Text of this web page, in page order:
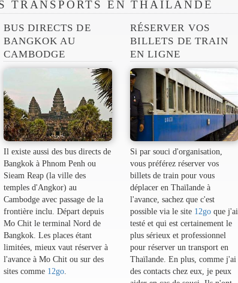
TRANSPORTS EN THAÏLANDE
BUS DIRECTS DE
BANGKOK AU
CAMBODGE
Il existe aussi des bus directs de
Bangkok à Phnom Penh ou
Sieam Reap (la ville des
temples d'Angkor) au
Cambodge avec passage de la
frontière inclu. Départ depuis
Mo Chit le terminal Nord de
Bangkok. Les places étant
limitées, mieux vaut réserver à
l'avance à Mo Chit ou sur des
sites comme 12go.
RÉSERVER VOS
BILLETS DE TRAIN
EN LIGNE
Si par souci d'organisation,
vous préférez réserver vos
billets de train pour vous
déplacer en Thaïlande à
l'avance, sachez que c'est
possible via le site 12go que j'ai
testé et qui est certainement le
plus sérieux et professionnel
pour réserver un transport en
Thaïlande. En plus, comme j'ai
des contacts chez eux, je peux